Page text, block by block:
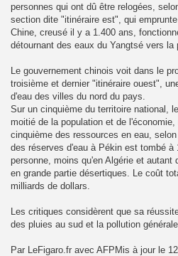
personnes qui ont dû être relogées,
section dite "itinéraire est", qui
Chine, creusé il y a 1.400 ans,
détournant des eaux du Yangtsé vers la
Le gouvernement chinois voit dans le
troisième et dernier "itinéraire ouest",
d'eau des villes du nord du pays.
Sur un cinquième du territoire national,
moitié de la population et de
cinquième des ressources en eau,
des réserves d'eau à Pékin est tombé à
personne, moins qu'en Algérie et autant
en grande partie désertiques. Le coût
milliards de dollars.
Les critiques considèrent que sa
des pluies au sud et la pollution
Par LeFigaro.fr avec AFPMis à jour le